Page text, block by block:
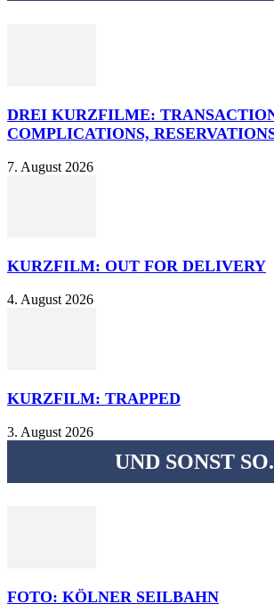
DREI KURZFILME:
COMPLICATIONS,
7. August 2026
KURZFILM: OUT FOR DELIVERY
4. August 2026
KURZFILM: TRAPPED
3. August 2026
UND SONST
FOTO: KÖLNER SEILBAHN